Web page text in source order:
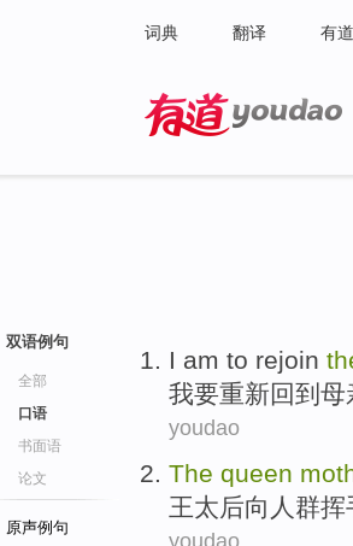
词典 翻译 有
双语例句
全部
口语
书面语
论文
原声例句
I am to rejoin
我要重新回到 母
youdao
The queen
王太后向人群挥
youdao